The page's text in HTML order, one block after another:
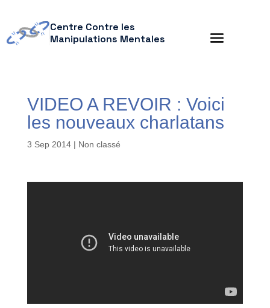
Centre Contre les
Manipulations Mentales
VIDEO A REVOIR : Voici
les nouveaux charlatans
3 Sep 2014| Non classé